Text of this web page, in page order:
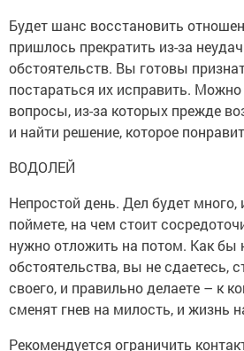
Будет шанс восстановить
пришлось прекратить из-за
обстоятельств. Вы готовы
постараться их исправить.
вопросы, из-за которых прежде
и найти решение, которое
ВОДОЛЕЙ
Непростой день. Дел будет много,
поймете, на чем стоит
нужно отложить на потом. Как бы
обстоятельства, вы не сдаетесь,
своего, и правильно делаете – к
сменят гнев на милость, и жизнь
Рекомендуется ограничить